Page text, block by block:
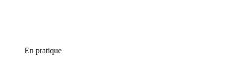
En pratique